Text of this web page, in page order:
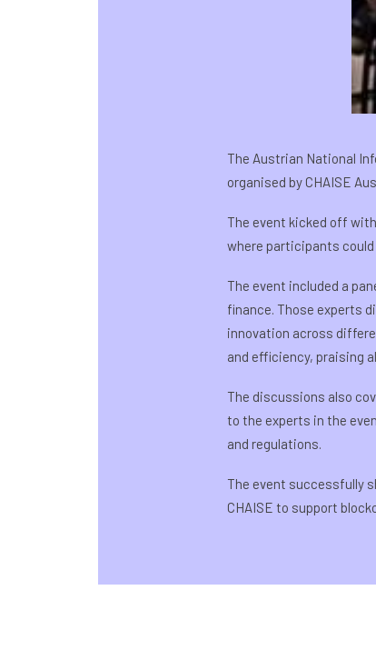
The Austrian National
organised by CHAISE
The event kicked off
where participants
The event included a
finance. Those experts
innovation across
and efficiency, praising
The discussions also
to the experts in the
and regulations.
The event successfully
CHAISE to support